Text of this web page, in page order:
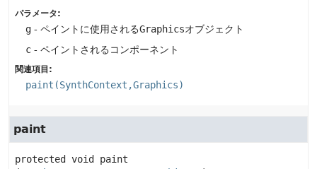
パラメータ:
g - ペイントに使用されるGraphicsオブジェクト
c - ペイントされるコンポーネント
関連項目:
paint(SynthContext,Graphics)
paint
protected void
paint